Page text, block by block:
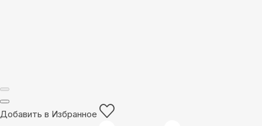
Добавить в Избранное